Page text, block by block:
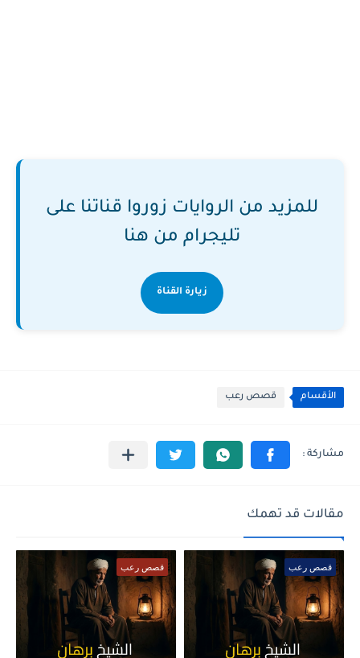
للمزيد من الروايات زوروا قناتنا على
تليجرام من هنا
زيارة القناة
الأقسام قصص رعب
مقالات قد تهمك
قصص رعب قصص رعب